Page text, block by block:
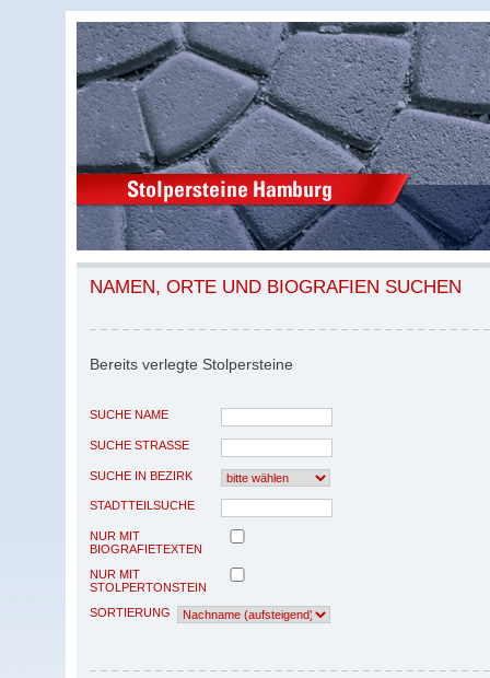
NAMEN, ORTE UND BIOGRAFIEN SUCHEN
Bereits verlegte Stolpersteine
SUCHE NAME
SUCHE STRASSE
SUCHE IN BEZIRK
STADTTEILSUCHE
NUR MIT
BIOGRAFIETEXTEN
NUR MIT
STOLPERTONSTEIN
SORTIERUNG